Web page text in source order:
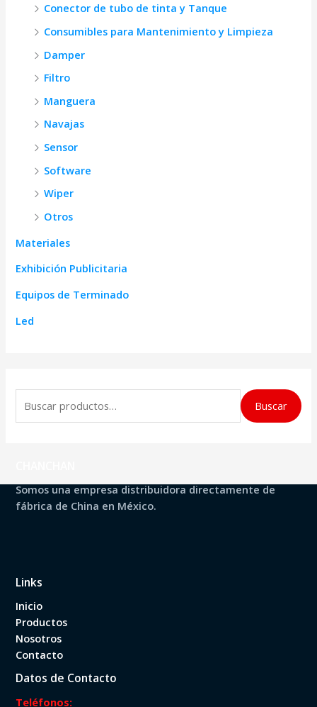
Conector de tubo de tinta y Tanque
Consumibles para Mantenimiento y Limpieza
Damper
Filtro
Manguera
Navajas
Sensor
Software
Wiper
Otros
Materiales
Exhibición Publicitaria
Equipos de Terminado
Led
u
r
:
Buscar
Somos una empresa distribuidora directamente de
fábrica de China en México.
Links
Inicio
Productos
Nosotros
Contacto
Datos de Contacto
Teléfonos: